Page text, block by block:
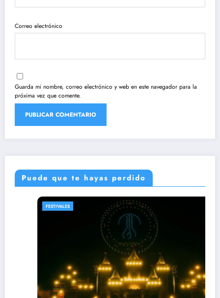
Correo electrónico
Guarda mi nombre, correo electrónico y web en este navegador para la
próxima vez que comente.
Puede que te hayas perdido
FESTIVALES